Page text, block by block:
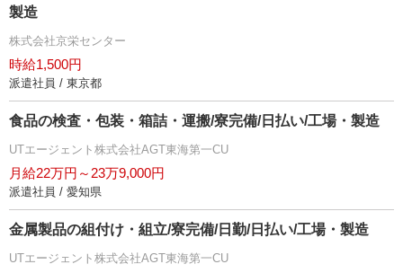
製造
株式会社京栄センター
時給1,500円
派遣社員 / 東京都
食品の検査・包装・箱詰・運搬/寮完備/日払い/工場・製造
UTエージェント株式会社AGT東海第一CU
月給22万円～23万9,000円
派遣社員 / 愛知県
金属製品の組付け・組立/寮完備/日勤/日払い/工場・製造
UTエージェント株式会社AGT東海第一CU